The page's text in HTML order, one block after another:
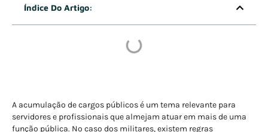
Índice Do Artigo:
A acumulação de cargos públicos é um tema relevante para
servidores e profissionais que almejam atuar em mais de uma
função pública. No caso dos militares, existem regras